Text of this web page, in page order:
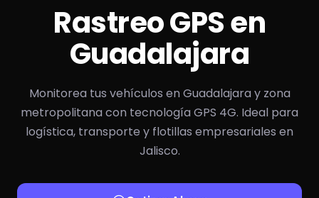
Rastreo GPS en
Guadalajara
Monitorea tus vehículos en Guadalajara y zona
metropolitana con tecnología GPS 4G. Ideal para
logística, transporte y flotillas empresariales en
Jalisco.